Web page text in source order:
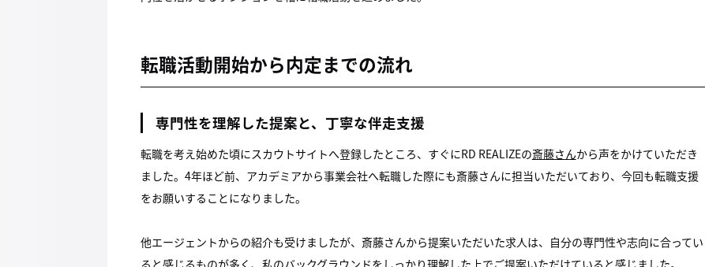
転職活動開始から内定までの流れ
専門性を理解した提案と、丁寧な伴走支援
転職を考え始めた頃にスカウトサイトへ登録したところ、すぐにRD REALIZEの斎藤さんから声をかけていただき
ました。4年ほど前、アカデミアから事業会社へ転職した際にも斎藤さんに担当いただいており、今回も転職支援
をお願いすることになりました。
他エージェントからの紹介も受けましたが、斎藤さんから提案いただいた求人は、自分の専門性や志向に合ってい
ると感じるものが多く、私のバックグラウンドをしっかり理解した上でご提案いただけていると感じました。